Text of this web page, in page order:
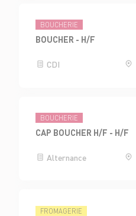
BOUCHERIE
BOUCHER - H/F
CDI
BOUCHERIE
CAP BOUCHER H/F - H/F
Alternance
FROMAGERIE